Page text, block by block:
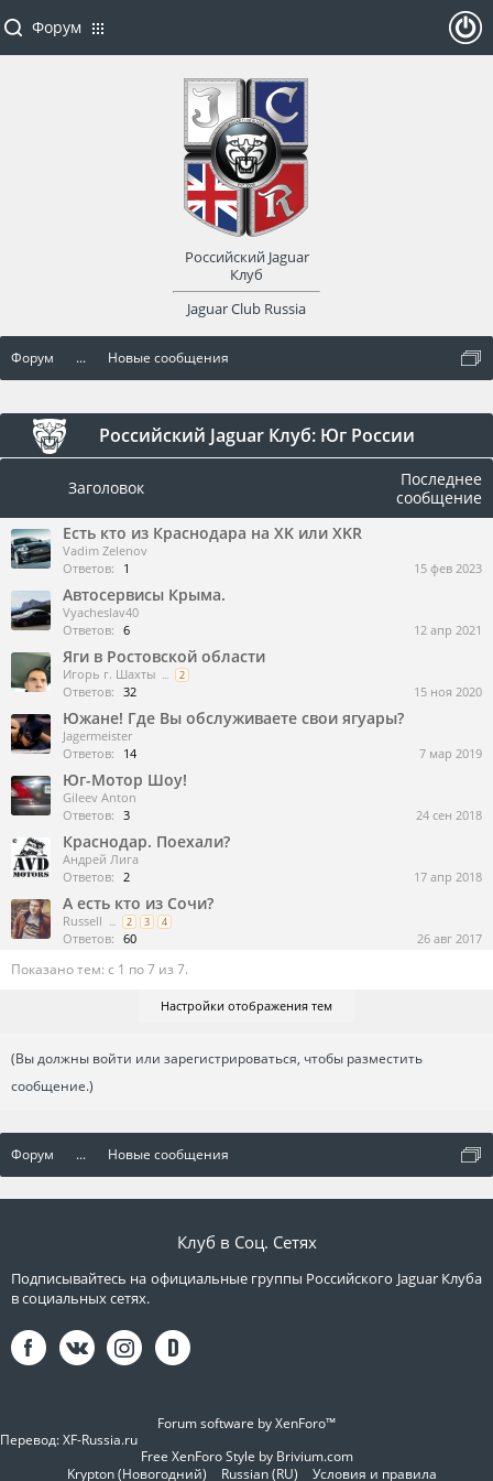
Форум ... Новые сообщения
Российский Jaguar Клуб: Юг России
Заголовок
Последнее
сообщение
Есть кто из Краснодара на XK или XKR
Vadim Zelenov
Ответов:
1 15 фев 2023
Автосервисы Крыма.
Vyacheslav40
Ответов: 6 12 апр 2021
Яги в Ростовской области
Игорь г. Шахты ... 2
Ответов: 32 15 ноя 2020
Южане! Где Вы обслуживаете свои ягуары?
Jagermeister
Ответов:
14 7 мар 2019
Юг-Мотор Шоу!
Gileev Anton
Ответов: 3 24 сен 2018
Краснодар. Поехали?
Андрей Лига
Ответов: 2 17 апр 2018
А есть кто из Сочи?
Russell ... 2 3 4
Ответов: 60 26 авг 2017
Показано тем: с 1 по 7 из 7.
Настройки отображения тем
(Вы должны войти или зарегистрироваться, чтобы разместить
сообщение.)
Форум ... Новые сообщения
Форум
Российский Jaguar
Клуб
Jaguar Club Russia
оват
Клуб в Соц. Сетях
Подписывайтесь на официальные группы Российского Jaguar Клуба
в социальных сетях.
Forum software by XenForo™
Перевод:XF-Russia.ru
Free XenForo Style by Brivium.com
Krypton (Новогодний)
Russian (RU) Условия и правила